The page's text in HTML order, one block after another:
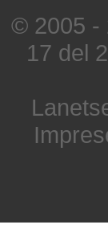
© 2005 -
17 del